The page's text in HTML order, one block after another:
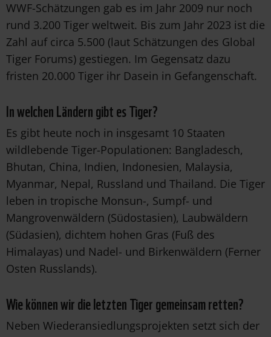
WWF-Schätzungen gab es im Jahr 2009 nur noch
rund 3.200 Tiger weltweit. Bis zum Jahr 2023 ist die
Zahl auf circa 5.500 (laut Schätzungen des Global
Tiger Forums) gestiegen. Im Gegensatz dazu
fristen 20.000 Tiger ihr Dasein in Gefangenschaft.
In welchen Ländern gibt es Tiger?
Es gibt heute noch in insgesamt 10 Staaten
wildlebende Tiger-Populationen: Bangladesch,
Bhutan, China, Indien, Indonesien, Malaysia,
Myanmar, Nepal, Russland und Thailand. Die Tiger
leben in tropische Monsun-, Sumpf- und
Mangrovenwäldern (Südostasien), Laubwäldern
(Südasien), dichtem hohen Gras (Fuß des
Himalayas) und Nadel- und Birkenwäldern (Ferner
Osten Russlands).
Wie können wir die letzten Tiger gemeinsam retten?
Neben Wiederansiedlungsprojekten setzt sich der